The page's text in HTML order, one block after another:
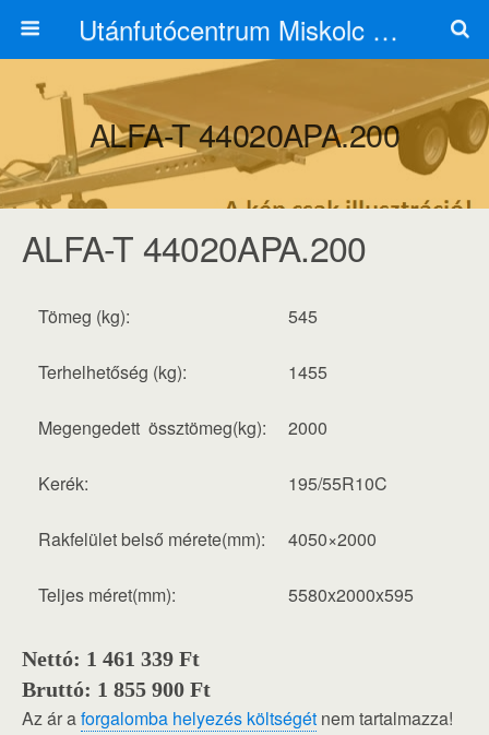
Utánfutócentrum Miskolc 06703125626
ALFA-T 44020APA.200
ALFA-T 44020APA.200
Tömeg (kg): 545
Terhelhetőség (kg): 1455
Megengedett össztömeg(kg): 2000
Kerék: 195/55R10C
Rakfelület belső mérete(mm): 4050×2000
Teljes méret(mm): 5580x2000x595
Nettó: 1 461 339 Ft
Bruttó: 1 855 900 Ft
Az ár aforgalomba helyezés költségét nem tartalmazza!